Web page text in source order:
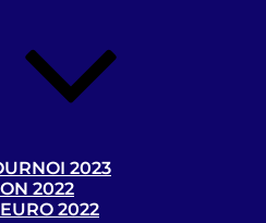
2023
2022
2022